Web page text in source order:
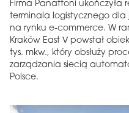
Firma Panattoni
terminala logistycznego
na rynku e-commerce. W
Kraków East V powstał
tys. mkw., który obsłuży
zarządzania siecią
Polsce.